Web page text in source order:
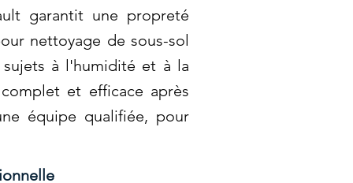
garantit une propreté
nettoyage de sous-sol
à l'humidité et à la
et efficace après
équipe qualifiée, pour